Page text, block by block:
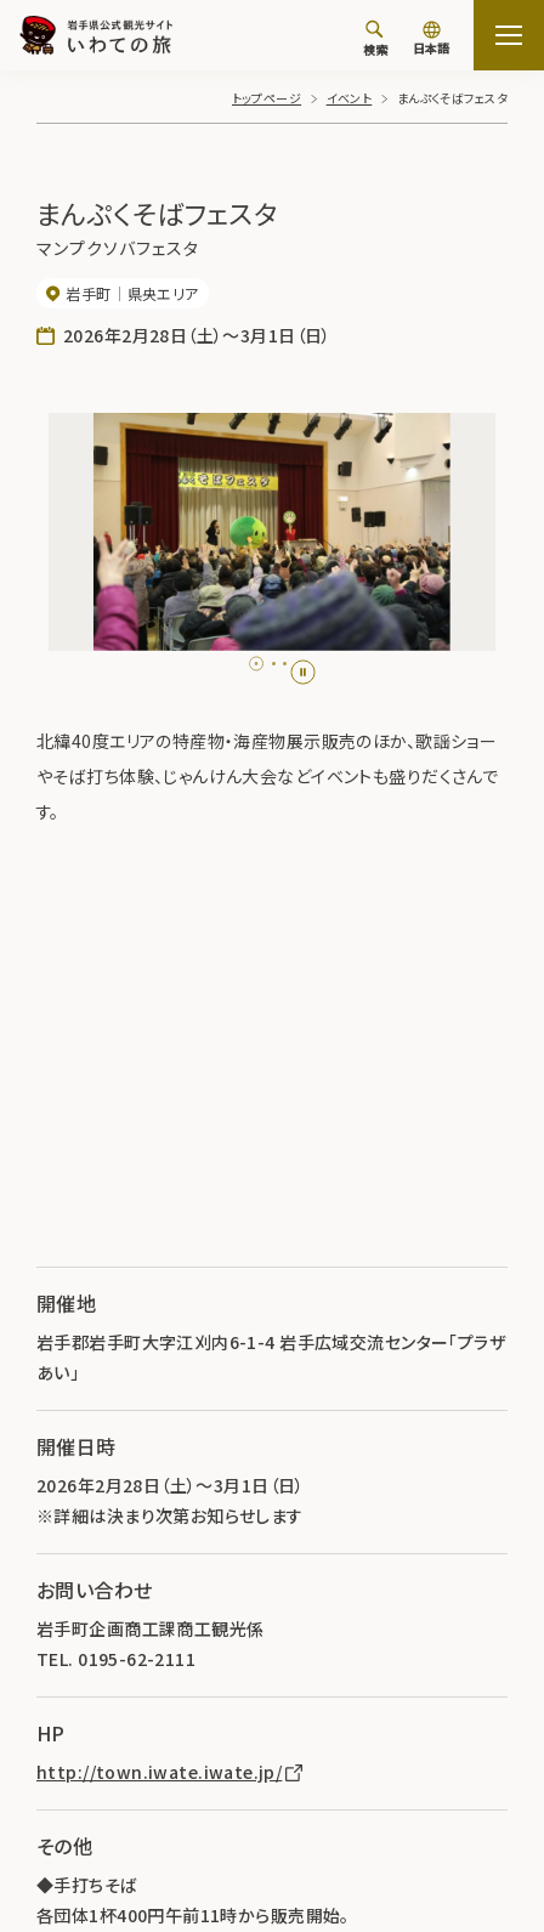
検索 日本語
トップページ イベント まんぷくそばフェスタ
まんぷくそばフェスタ
マンプクソバフェスタ
岩手町 県央エリア
2026年2月28日（土）～3月1日（日）
北緯40度エリアの特産物・海産物展示販売のほか、歌謡ショー
やそば打ち体験、じゃんけん大会などイベントも盛りだくさんで
す。
開催地
岩手郡岩手町大字江刈内6-1-4 岩手広域交流センター「プラザ
あい」
開催日時
2026年2月28日（土）～3月1日（日）
※詳細は決まり次第お知らせします
お問い合わせ
岩手町企画商工課商工観光係
TEL. 0195-62-2111
HP
http://town.iwate.iwate.jp/
その他
◆手打ちそば
各団体1杯400円午前11時から販売開始。